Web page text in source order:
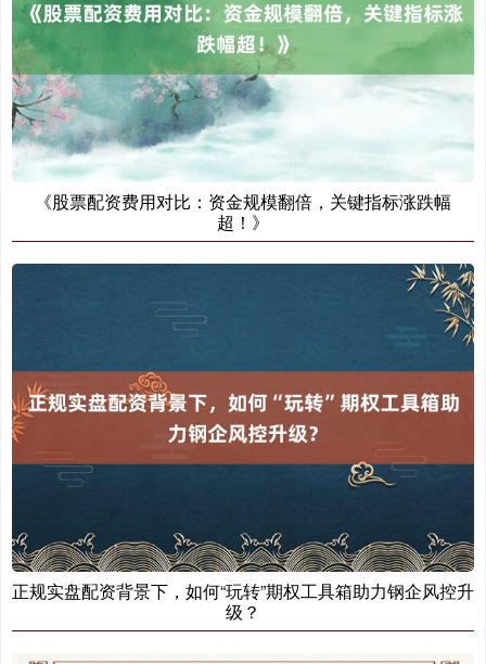
《股票配资费用对比：资金规模翻倍，关键指标涨跌幅
超！》
正规实盘配资背景下，如何“玩转”期权工具箱助力钢企风控升
级？